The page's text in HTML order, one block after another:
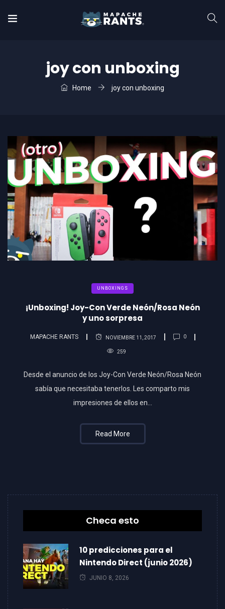
joy con unboxing
Home joy con unboxing
UNBOXINGS
¡Unboxing! Joy-Con Verde Neón/Rosa Neón
y uno sorpresa
MAPACHE RANTS NOVIEMBRE 11, 2017 0
259
Desde el anuncio de los Joy-Con Verde Neón/Rosa Neón
sabía que necesitaba tenerlos. Les comparto mis
impresiones de ellos en…
Read More
Checa esto
10 predicciones para el
Nintendo Direct (junio 2026)
JUNIO 8, 2026